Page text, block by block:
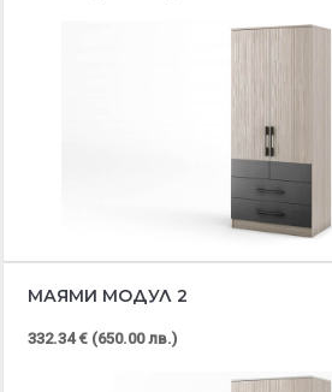
МАЯМИ МОДУЛ 2
332.34 € (650.00 лв.)